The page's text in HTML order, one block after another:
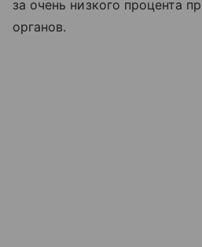
за очень низкого процента
органов.